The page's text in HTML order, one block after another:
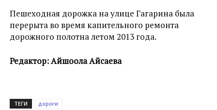
Пешеходная дорожка на улице Гагарина была
перерыта во время капительного ремонта
дорожного полотна летом 2013 года.
Редактор: Айшоола Айсаева
ТЕГИ дороги